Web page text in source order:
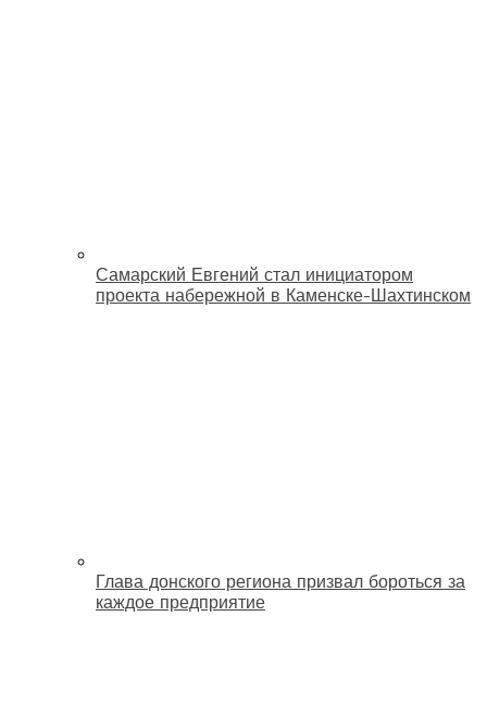
Самарский Евгений стал инициатором
проекта набережной в Каменске-Шахтинском
Глава донского региона призвал бороться за
каждое предприятие